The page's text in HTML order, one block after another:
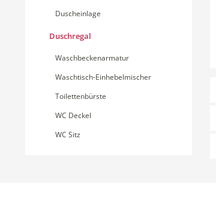
Duscheinlage
Duschregal
Waschbeckenarmatur
Waschtisch-Einhebelmischer
Toilettenbürste
WC Deckel
WC Sitz